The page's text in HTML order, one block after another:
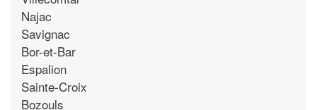
Najac
Savignac
Bor-et-Bar
Espalion
Sainte-Croix
Bozouls